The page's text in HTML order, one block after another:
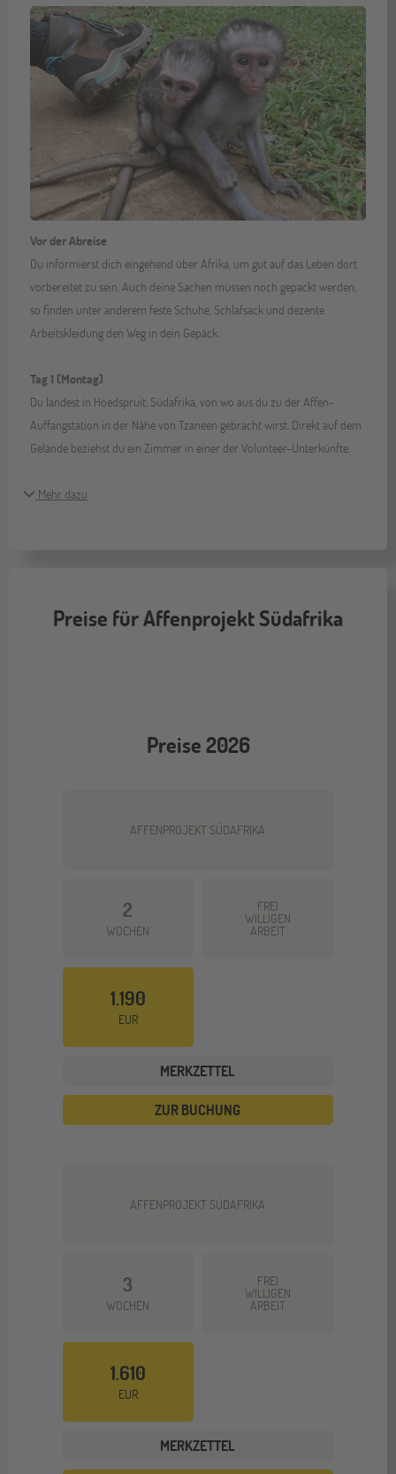
Vor der Abreise
Du informierst dich eingehend über Afrika, um gut auf das Leben dort
vorbereitet zu sein. Auch deine Sachen müssen noch gepackt werden,
so finden unter anderem feste Schuhe, Schlafsack und dezente
Arbeitskleidung den Weg in dein Gepäck.
Tag 1 (Montag)
Du landest in Hoedspruit, Südafrika, von wo aus du zu der Affen-
Auffangstation in der Nähe von Tzaneen gebracht wirst. Direkt auf dem
Gelände beziehst du ein Zimmer in einer der Volunteer-Unterkünfte.
Mehr dazu
Preise für Affenprojekt Südafrika
Preise 2026
AFFENPROJEKT SÜDAFRIKA
2
WOCHEN
FREI
WILLIGEN
ARBEIT
1.190
EUR
MERKZETTEL
ZUR BUCHUNG
AFFENPROJEKT SÜDAFRIKA
3
WOCHEN
FREI
WILLIGEN
ARBEIT
1.610
EUR
MERKZETTEL